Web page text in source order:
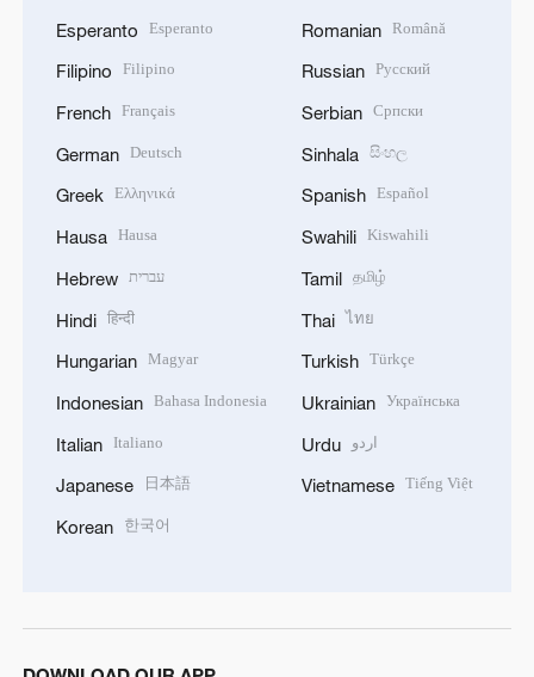
Esperanto Esperanto
Filipino Filipino
French Français
German Deutsch
Greek Ελληνικά
Hausa Hausa
Hebrew עברית
Hindi हिन्दी
Hungarian Magyar
Indonesian Bahasa Indonesia
Italian Italiano
Japanese 日本語
Korean 한국어
Romanian Română
Russian Русский
Serbian Српски
Sinhala සිංහල
Spanish Español
Swahili Kiswahili
Tamil தமிழ்
Thai ไทย
Turkish Türkçe
Ukrainian Українська
Urdu اردو
Vietnamese Tiếng Việt